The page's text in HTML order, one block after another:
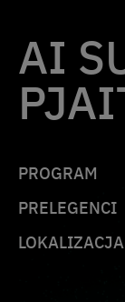
AI
PROGRAM
PRELEGENCI
LOKALIZACJA